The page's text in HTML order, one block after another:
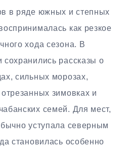
в ряде южных и степных
как резкое
хода сезона. В
сохранились рассказы о
сильных морозах,
зимовках и
семей. Для мест,
уступала северным
становилась особенно